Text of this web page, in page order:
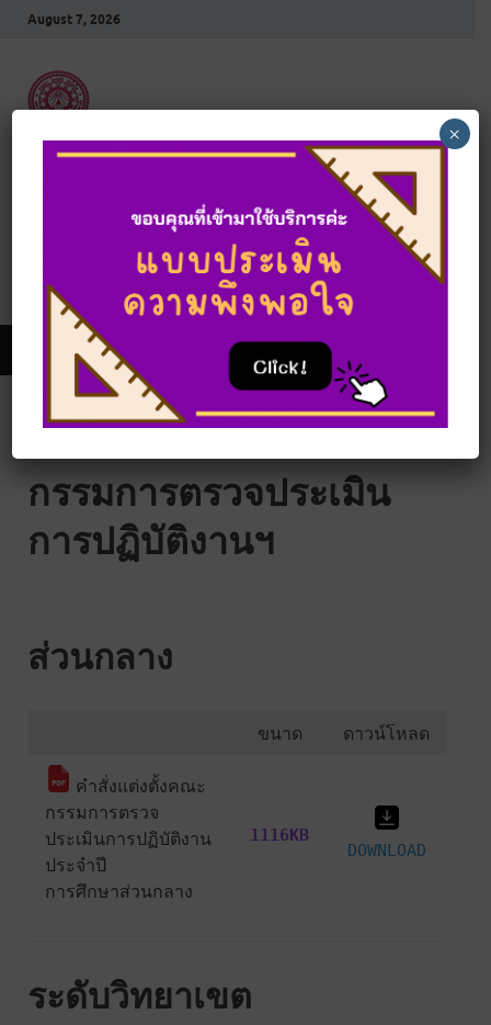
August 7, 2026
สำนักงานตรวจสอบ
ภายใน
สำนักงานอธิการบดี มหาวิทยาลัยมหาจุฬาลงกรณราช
MAIN MENU
คำสั่งแต่งตั้งคณะ
กรรมการตรวจประเมิน
การปฏิบัติงานฯ
ส่วนกลาง
ขนาด ดาวน์โหลด
คำสั่งแต่งตั้งคณะ
กรรมการตรวจ
ประเมินการปฏิบัติงาน
ประจำปี
การศึกษาส่วนกลาง
1116KB
DOWNLOAD
ระดับวิทยาเขต
×